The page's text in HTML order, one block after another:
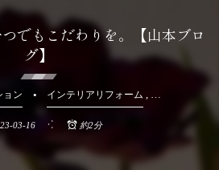
でもこだわりを。【山本ブロ
グ】
ョン インテリアリフォーム
03-16 約2分